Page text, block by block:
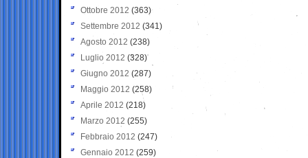
Ottobre 2012 (363)
Settembre 2012 (341)
Agosto 2012 (238)
Luglio 2012 (328)
Giugno 2012 (287)
Maggio 2012 (258)
Aprile 2012 (218)
Marzo 2012 (255)
Febbraio 2012 (247)
Gennaio 2012 (259)